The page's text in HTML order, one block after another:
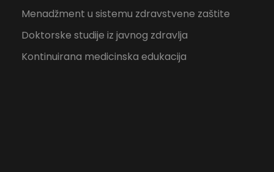
Menadžment u sistemu zdravstvene zaštite
Doktorske studije iz javnog zdravlja
Kontinuirana medicinska edukacija